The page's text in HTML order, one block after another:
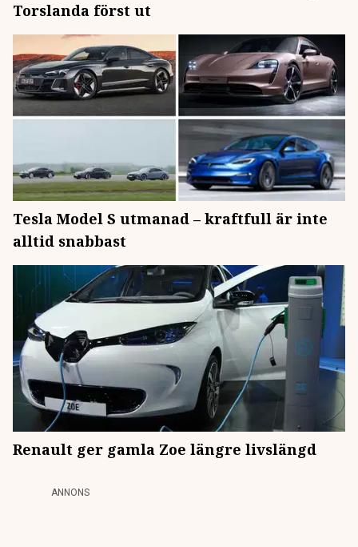
Torslanda först ut
Tesla Model S utmanad – kraftfull är inte
alltid snabbast
Renault ger gamla Zoe längre livslängd
ANNONS